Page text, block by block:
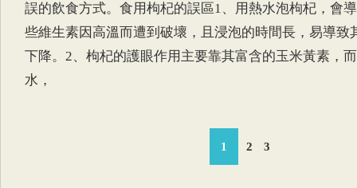
誤的飲食方式。食用枸杞的誤區1、用熱水泡枸杞，會
些維生素因高溫而遭到破壞，且浸泡的時間長，易導致
下降。2、枸杞的護眼作用主要靠其富含的玉米黃素，
水，
1 2 3